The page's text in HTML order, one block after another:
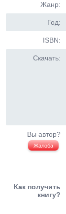
Жанр:
Год:
ISBN:
Скачать:
Вы автор?
Жалоба
Как получить
книгу?